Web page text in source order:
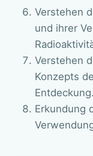
Verstehen
und ihrer
Verstehen
Konzepts
Entdeckung.
Erkundung